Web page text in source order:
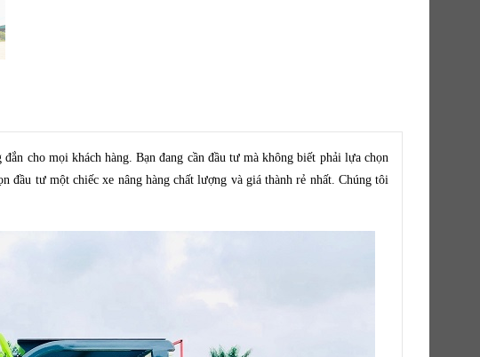
cho mọi khách hàng. Bạn đang cần đầu tư mà không biết phải lựa chọn
tư một chiếc xe nâng hàng chất lượng và giá thành rẻ nhất. Chúng tôi